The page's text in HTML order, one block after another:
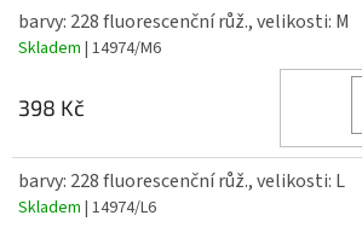
barvy: 228 fluorescenční růž., velikosti: M
Skladem | 14974/M6
398 Kč
barvy: 228 fluorescenční růž., velikosti: L
Skladem | 14974/L6